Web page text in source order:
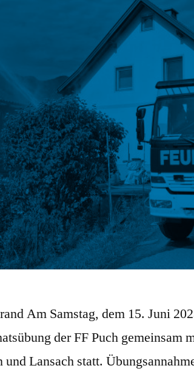
Am Samstag, dem 15. Juni
der FF Puch gemeinsam
und Lansach statt.